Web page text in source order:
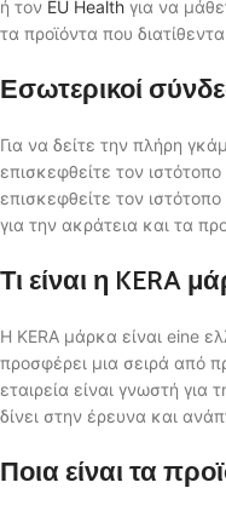
ή τον EU Health για να
τα προϊόντα που
Εσωτερικοί
Για να δείτε την πλήρη
επισκεφθείτε τον ιστότοπο
επισκεφθείτε τον ιστότοπο
για την ακράτεια και τα
Τι είναι η KERA
Η KERA μάρκα είναι eine
προσφέρει μια σειρά από
εταιρεία είναι γνωστή για
δίνει στην έρευνα και
Ποια είναι τα